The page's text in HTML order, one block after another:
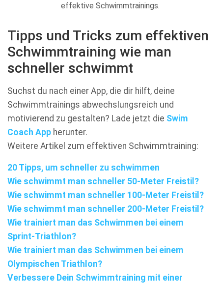
effektive Schwimmtrainings.
Tipps und Tricks zum effektiven
Schwimmtraining wie man
schneller schwimmt
Suchst du nach einer App, die dir hilft, deine
Schwimmtrainings abwechslungsreich und
motivierend zu gestalten? Lade jetzt die Swim
Coach App herunter.
Weitere Artikel zum effektiven Schwimmtraining:
20 Tipps, um schneller zu schwimmen
Wie schwimmt man schneller 50-Meter Freistil?
Wie schwimmt man schneller 100-Meter Freistil?
Wie schwimmt man schneller 200-Meter Freistil?
Wie trainiert man das Schwimmen bei einem
Sprint-Triathlon?
Wie trainiert man das Schwimmen bei einem
Olympischen Triathlon?
Verbessere Dein Schwimmtraining mit einer